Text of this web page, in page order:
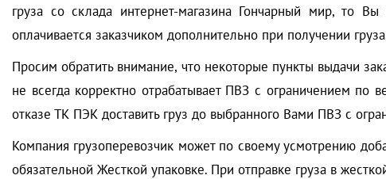
груза со склада интернет-магазина Гончарный мир, то Вы
оплачивается заказчиком дополнительно при получении
Просим обратить внимание, что некоторые пункты выдачи
не всегда корректно отрабатывает ПВЗ с ограничением
отказе ТК ПЭК доставить груз до выбранного Вами ПВЗ с
Компания грузоперевозчик может по своему усмотрению
обязательной Жесткой упаковке. При отправке груза в